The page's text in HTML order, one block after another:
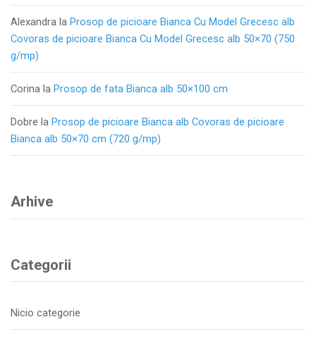
Alexandra la Prosop de picioare Bianca Cu Model Grecesc alb
Covoras de picioare Bianca Cu Model Grecesc alb 50×70 (750
g/mp)
Corina la Prosop de fata Bianca alb 50×100 cm
Dobre la Prosop de picioare Bianca alb Covoras de picioare
Bianca alb 50×70 cm (720 g/mp)
Arhive
Categorii
Nicio categorie